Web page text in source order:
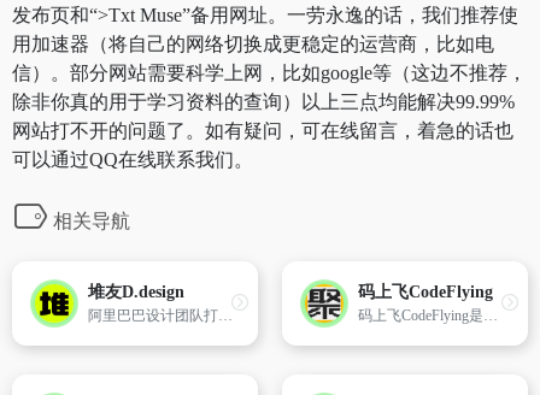
发布页和“>Txt Muse”备用网址。一劳永逸的话，我们推荐使
用加速器（将自己的网络切换成更稳定的运营商，比如电
信）。部分网站需要科学上网，比如google等（这边不推荐，
除非你真的用于学习资料的查询）以上三点均能解决99.99%
网站打不开的问题了。如有疑问，可在线留言，着急的话也
可以通过QQ在线联系我们。
相关导航
堆友D.design
阿里巴巴设计团队打造的一站式设计师服务平台堆友，通过整合高品质3D素材、实时渲染和多元场景编辑工具，为设计师提供了一个强大且易用的平台，显著提升了设计工作效率和创作质量。
码上飞CodeFlying
码上飞CodeFlying是一款AI零代码开发平台，让任何人都能轻松创建Web应用、小程序、H5和APP。无需编程，AI自动生成应用，即时部署。